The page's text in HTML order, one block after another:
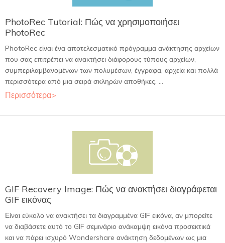
PhotoRec Tutorial: Πώς να χρησιμοποιήσει
PhotoRec
PhotoRec είναι ένα αποτελεσματικό πρόγραμμα ανάκτησης αρχείων
που σας επιτρέπει να ανακτήσει διάφορους τύπους αρχείων,
συμπεριλαμβανομένων των πολυμέσων, έγγραφα, αρχεία και πολλά
περισσότερα από μια σειρά σκληρών αποθήκες. ...
Περισσότερα>
GIF Recovery Image: Πώς να ανακτήσει διαγράφεται
GIF εικόνας
Είναι εύκολο να ανακτήσει τα διαγραμμένα GIF εικόνα, αν μπορείτε
να διαβάσετε αυτό το GIF σεμινάριο ανάκαμψη εικόνα προσεκτικά
και να πάρει ισχυρό Wondershare ανάκτηση δεδομένων ως μια